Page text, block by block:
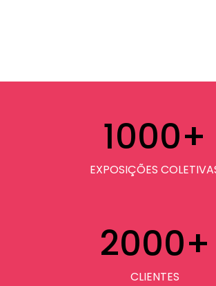
1000+
EXPOSIÇÕES
2000+
CLIENTES